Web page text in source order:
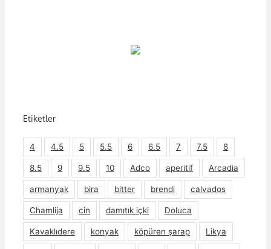
Etiketler
4 4.5 5 5.5 6 6.5 7 7.5 8
8.5 9 9.5 10 Adco aperitif Arcadia
armanyak bira bitter brendi calvados
Chamlija cin damıtık içki Doluca
Kavaklıdere konyak köpüren şarap Likya